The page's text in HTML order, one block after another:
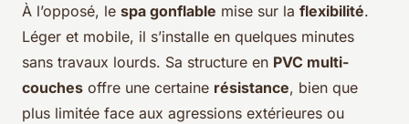
À l’opposé, le spa gonflable mise sur la flexibilité.
Léger et mobile, il s’installe en quelques minutes
sans travaux lourds. Sa structure en PVC multi-
couches offre une certaine résistance, bien que
plus limitée face aux agressions extérieures ou